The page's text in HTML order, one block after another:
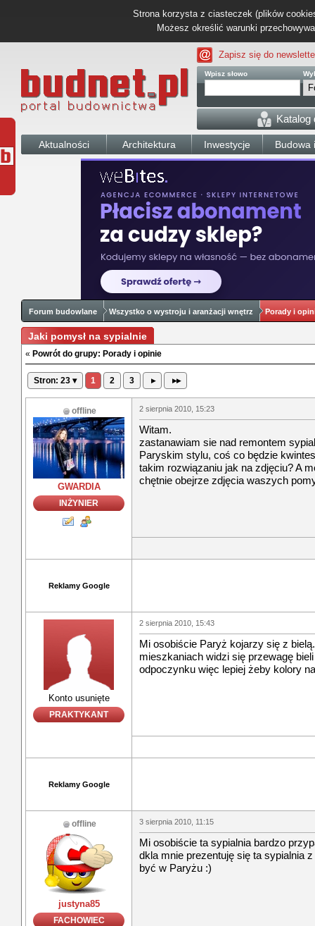
Strona korzysta z ciasteczek (plików
Możesz określić warunki
Zapisz się do
Wpisz słowo
Katalog
Aktualności Architektura Inwestycje Budowa
Forum budowlane Wszystko o wystroju i aranżacji wnętrz Porady i
Jaki pomysł na sypialnie
« Powrót do grupy: Porady i opinie
Stron: 23 ▾ 1 2 3 ▸ ▸▸
offline
GWARDIA
INŻYNIER
2 sierpnia 2010, 15:23
Witam.
zastanawiam sie nad remontem
Paryskim stylu, coś co będzie
takim rozwiązaniu jak na zdjęciu? A
chętnie obejrze zdjęcia waszych
Reklamy Google
Konto usunięte
PRAKTYKANT
2 sierpnia 2010, 15:43
Mi osobiście Paryż kojarzy się z
mieszkaniach widzi się przewagę
odpoczynku więc lepiej żeby kolory
Reklamy Google
offline
justyna85
FACHOWIEC
3 sierpnia 2010, 11:15
Mi osobiście ta sypialnia bardzo
dkla mnie prezentuję się ta sypialnia
być w Paryżu :)